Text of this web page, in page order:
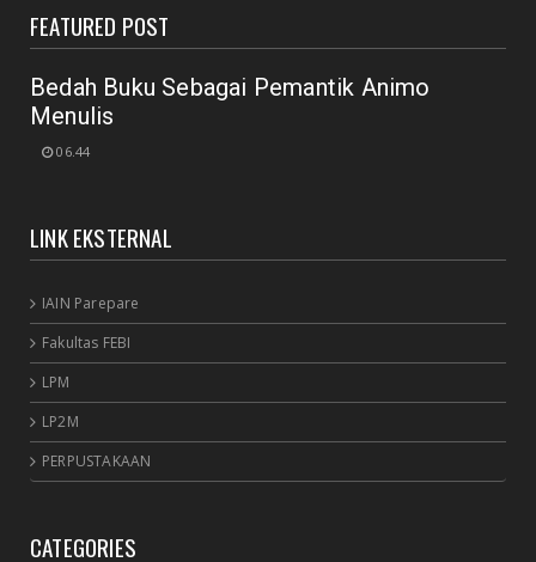
FEATURED POST
Bedah Buku Sebagai Pemantik Animo
Menulis
06.44
LINK EKSTERNAL
IAIN Parepare
Fakultas FEBI
LPM
LP2M
PERPUSTAKAAN
CATEGORIES